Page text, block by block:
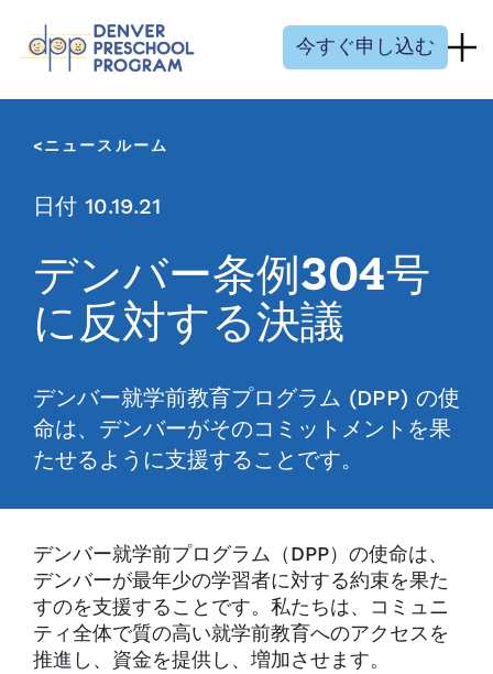
今すぐ申し込む
ニュースルーム
日付 10.19.21
デンバー条例304号
に反対する決議
デンバー就学前教育プログラム (DPP) の使
命は、デンバーがそのコミットメントを果
たせるように支援することです。
デンバー就学前プログラム（DPP）の使命は、
デンバーが最年少の学習者に対する約束を果た
すのを支援することです。私たちは、コミュニ
ティ全体で質の高い就学前教育へのアクセスを
推進し、資金を提供し、増加させます。